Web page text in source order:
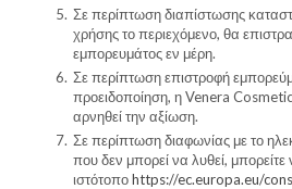
Σε περίπτωση διαπίστωσης
χρήσης το περιεχόμενο, θα
εμπορευμάτος εν μέρη.
Σε περίπτωση επιστροφή
προειδοποίηση, η Venera
αρνηθεί την αξίωση.
Σε περίπτωση διαφωνίας με το
που δεν μπορεί να λυθεί, μπορείτε
ιστότοποhttps://ec.europa.eu/